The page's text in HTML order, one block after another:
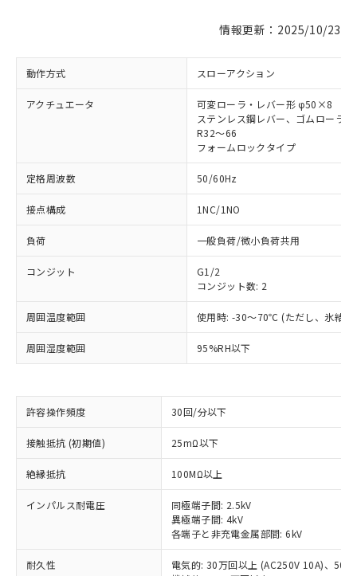
情報更新：2025/10/23
動作方式 スローアクション
アクチュエータ
可変ローラ・レバー形 φ50×8
ステンレス鋼レバー、ゴムローラ
R32～66
フォームロックタイプ
定格周波数 50/60Hz
接点構成 1NC/1NO
負荷 一般負荷/微小負荷共用
コンジット
G1/2
コンジット数: 2
周囲温度範囲 使用時: -30～70℃ (ただし、氷結し
周囲湿度範囲 95%RH以下
許容操作頻度 30回/分以下
接触抵抗 (初期値) 25mΩ以下
絶縁抵抗 100MΩ以上
インパルス耐電圧
同極端子間: 2.5kV
異極端子間: 4kV
各端子と非充電金属部間: 6kV
耐久性
電気的: 30万回以上 (AC250V 10A)、50
※1 対応状況
対応済み：EU RoHS指令（10物質）の
非含有に対応した製品が提供可能な商品で
す。
対応予定：EU RoHS指令（10物質）の非含
有に対応した製品に切り替える予定のある
対応予定なし：EU RoHS指令（10物質）の